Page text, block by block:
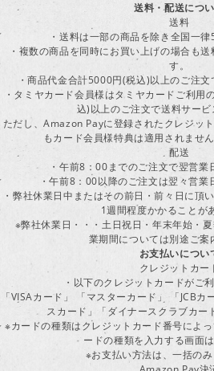
送料・配送につ
送料
・送料は一部の商品を除き全国一律
・複数の商品を同時にお買い上げの場合も
す。
・商品代金合計5000円(税込)以上のご注文
・タミヤカード会員様はタミヤカードご利用
込)以上のご注文で送料サービ
ただし、Amazon Payに登録されたクレジッ
もカード会員様特典は適用されませ
配送
・午前8：00までのご注文で翌営業
・午前8：00以降のご注文は翌々営業
・弊社休業日中またはその前日・前々日に頂
1週間程度かかることが
※弊社休業日・・・土日祝日・年末年始・
業期間については別途ご案
お支払いについ
クレジットカー
・以下のクレジットカードがご
「VISAカード」 「マスターカード」 「JCB
スカード」「ダイナースクラブカー
※カードの種類はクレジットカード番号によ
ードの種類を入力する画面は
※お支払い方法は、一括のみ